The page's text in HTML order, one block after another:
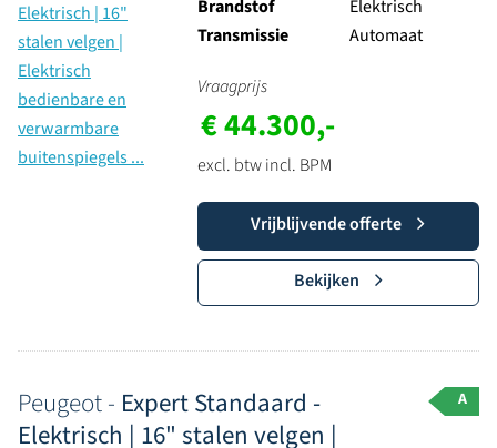
Brandstof
Elektrisch
Transmissie
Automaat
Vraagprijs
€ 44.300,-
excl. btw incl. BPM
Vrijblijvende offerte
Bekijken
Peugeot - Expert Standaard -
Elektrisch | 16" stalen velgen |
A